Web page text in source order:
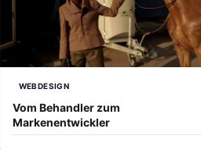
WEBDESIGN
Vom Behandler zum
Markenentwickler